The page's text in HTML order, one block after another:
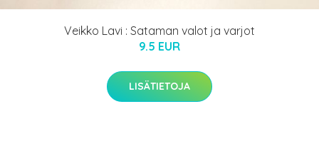
Veikko Lavi : Sataman valot ja varjot
9.5 EUR
LISÄTIETOJA